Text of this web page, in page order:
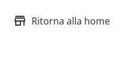
store Ritorna alla home